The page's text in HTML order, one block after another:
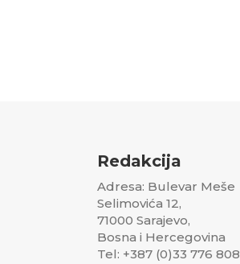
Redakcija
Adresa: Bulevar Meše
Selimovića 12,
71000 Sarajevo,
Bosna i Hercegovina
Tel: +387 (0)33 776 808